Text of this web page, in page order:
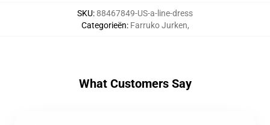
SKU:88467849-US-a-line-dress
Categorieën: Farruko Jurken,
What Customers Say